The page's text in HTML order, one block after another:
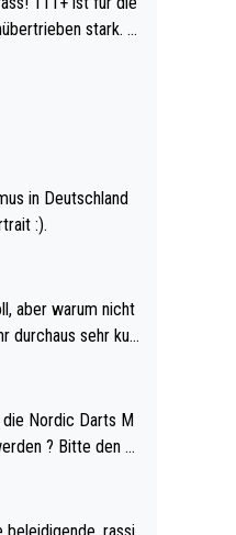
stark. U
in Deutschland
:).
aber warum nicht
des Weltm
bei Archie Self l
Weltmeister d
? Bitte den A